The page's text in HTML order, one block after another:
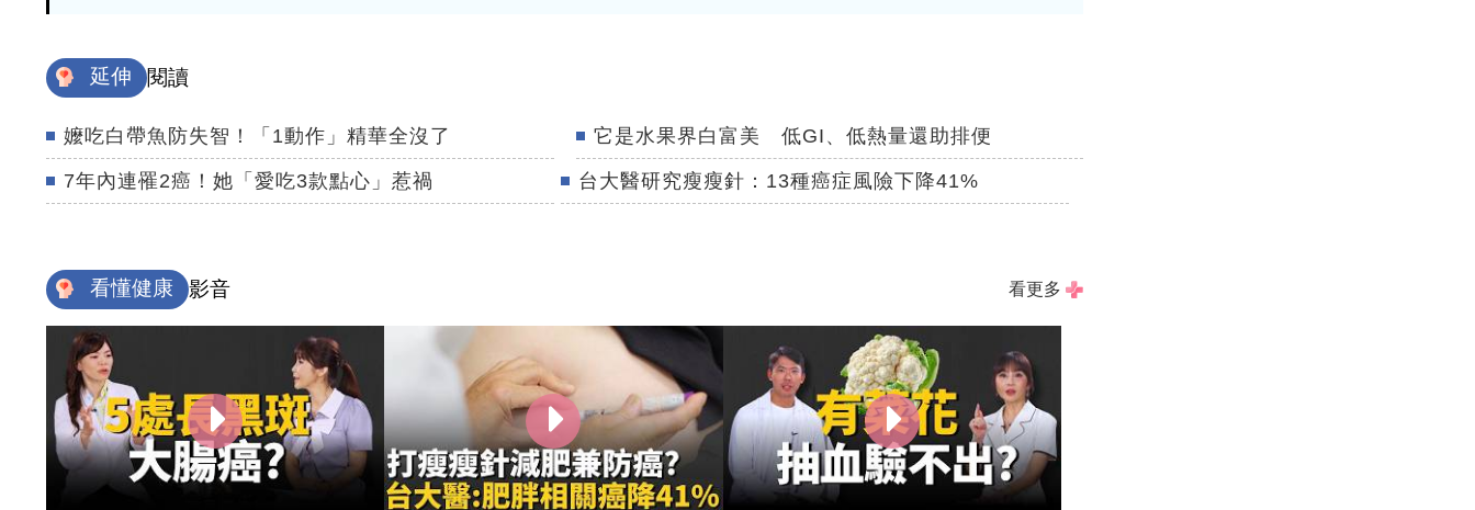
延伸 閱讀
嬤吃白帶魚防失智！「1動作」精華全沒了 它是水果界白富美 低GI、低熱量還助排便
7年內連罹2癌！她「愛吃3款點心」惹禍 台大醫研究瘦瘦針：13種癌症風險下降41%
看懂健康 影音 看更多